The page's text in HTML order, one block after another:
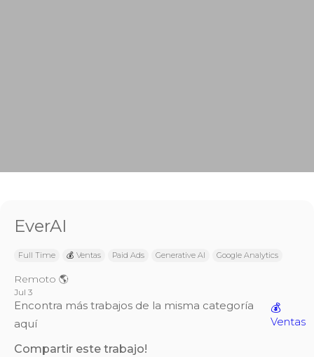
EverAI
Full Time 💰 Ventas Paid Ads Generative AI Google Analytics
Remoto 🌎
Jul 3
Encontra más trabajos de la misma categoría
aquí
💰
Ventas
Compartir este trabajo!